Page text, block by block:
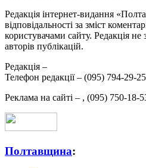
Редакція інтернет-видання
відповідальності за зміст
користувачами сайту. Редакція не
авторів публікацій.
Редакція –
Телефон редакції – (095) 794-29-25
Реклама на сайті – , (095) 750-18-
Полтавщина: